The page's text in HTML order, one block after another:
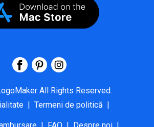
All Rights Reserved.
| Termeni de politică |